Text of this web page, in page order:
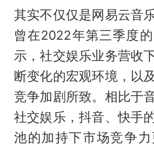
其实不仅仅是网易云音
曾在2022年第三季度
示，社交娱乐业务营收
断变化的宏观环境，以
竞争加剧所致。相比于
社交娱乐，抖音、快手
池的加持下市场竞争